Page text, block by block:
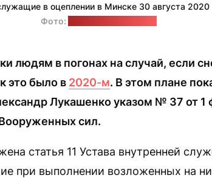
в оцеплении в Минске 30 августа 2020
Фото:
людям в погонах на случай, если
это было в 2020-м. В этом плане
Лукашенко указом № 37 от 1
сил.
статья 11 Устава внутренней
при выполнении возложенных на